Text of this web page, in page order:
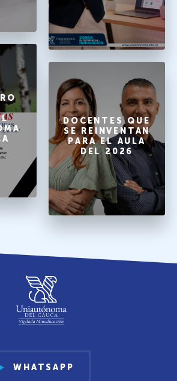
DOCENTES QUE
SE REINVENTAN
PARA EL AULA
DEL 2026
WHATSAPP